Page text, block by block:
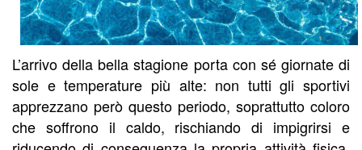
L’arrivo della bella stagione porta con sé giornate di
sole e temperature più alte: non tutti gli sportivi
apprezzano però questo periodo, soprattutto coloro
che soffrono il caldo, rischiando di impigrirsi e